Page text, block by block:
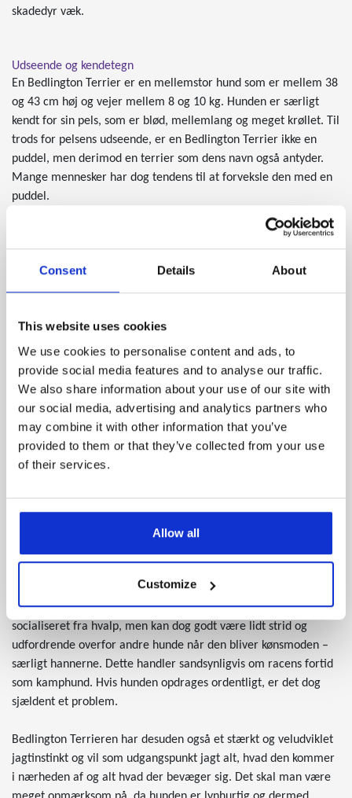
Consent Details About
This website uses cookies
We use cookies to personalise content and ads, to
provide social media features and to analyse our traffic.
We also share information about your use of our site with
our social media, advertising and analytics partners who
may combine it with other information that you’ve
provided to them or that they’ve collected from your use
of their services.
Allow all
Customize
skadedyr væk.
Udseende og kendetegn
En Bedlington Terrier er en mellemstor hund som er mellem 38
og 43 cm høj og vejer mellem 8 og 10 kg. Hunden er særligt
kendt for sin pels, som er blød, mellemlang og meget krøllet. Til
trods for pelsens udseende, er en Bedlington Terrier ikke en
puddel, men derimod en terrier som dens navn også antyder.
Mange mennesker har dog tendens til at forveksle den med en
puddel.
Pelsen fås i farverne blå, leverfarvet og sandfarvet. Alle hvalpe
fødes dog sorte og får først deres ”rigtige” farve efterhånden
som de bliver voksne. Et af racens interessante
udseendemæssige kendetegn er, at pelsen hele tiden skifter
den mod UV-lys, mens den om vinteren bliver lysere.
Hunden har ingen underuld hvilket betyder at den ikke fælder,
men til gengæld skal den klippes og kræver generelt en del
pelspleje. Et andet væsentligt kendetegn ved racen er den
hoved, som er meget smalt og dækket af en silkeblød, krøllet
pels.
Mentalitet og adfærd
På grund af racens fortid som vagt- og beskyttelseshund er den
vagtsom, modig og en smule reserveret overfor fremmede. Til
gengæld er den yderst hengiven, trofast og kærlig overfor sin
Den kommer fint ud af det med andre hunde hvis den er blevet
socialiseret fra hvalp, men kan dog godt være lidt strid og
udfordrende overfor andre hunde når den bliver kønsmoden –
særligt hannerne. Dette handler sandsynligvis om racens fortid
som kamphund. Hvis hunden opdrages ordentligt, er det dog
sjældent et problem.
Bedlington Terrieren har desuden også et stærkt og veludviklet
jagtinstinkt og vil som udgangspunkt jagt alt, hvad den kommer
i nærheden af og alt hvad der bevæger sig. Det skal man være